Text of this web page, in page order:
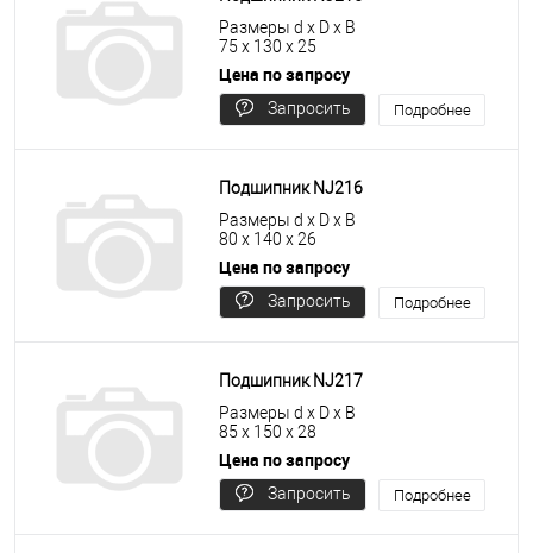
Размеры d x D x B
75 x 130 x 25
Цена по запросу
Запросить
Подробнее
Подшипник NJ216
Размеры d x D x B
80 x 140 x 26
Цена по запросу
Запросить
Подробнее
Подшипник NJ217
Размеры d x D x B
85 x 150 x 28
Цена по запросу
Запросить
Подробнее